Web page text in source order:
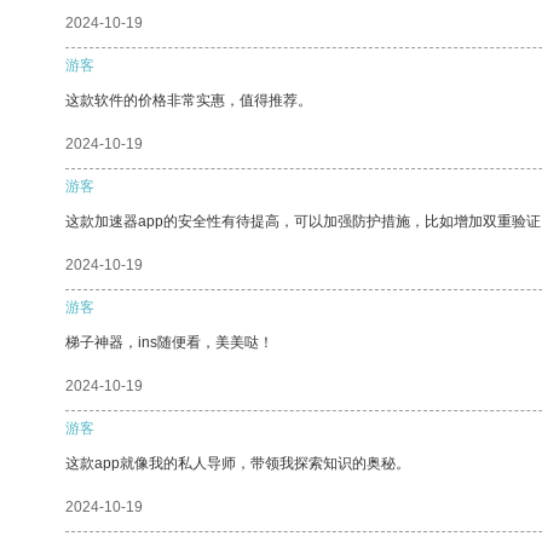
2024-10-19
游客
这款软件的价格非常实惠，值得推荐。
2024-10-19
游客
这款加速器app的安全性有待提高，可以加强防护措施，比如增加双重验
2024-10-19
游客
梯子神器，ins随便看，美美哒！
2024-10-19
游客
这款app就像我的私人导师，带领我探索知识的奥秘。
2024-10-19